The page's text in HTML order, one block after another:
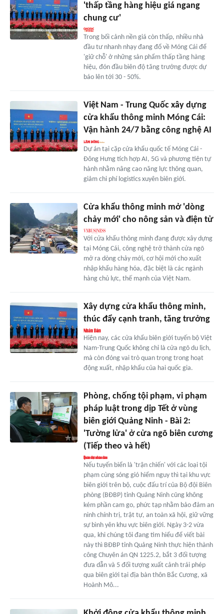
'thấp tầng hàng hiệu giá ngang
chung cư'
Trong bối cảnh nền giá còn thấp, nhiều nhà
đầu tư nhanh nhạy đang đổ về Móng Cái để
'giữ chỗ' ở những sản phẩm thấp tầng hàng
hiệu, đón đầu biên độ tăng trưởng được dự
báo lên tới 30 - 50%.
Việt Nam - Trung Quốc xây dựng
cửa khẩu thông minh Móng Cái:
Vận hành 24/7 bằng công nghệ AI
Dự án tại cặp cửa khẩu quốc tế Móng Cái -
Đông Hưng tích hợp AI, 5G và phương tiện tự
hành nhằm nâng cao năng lực thông quan,
giảm chi phí logistics xuyên biên giới.
Cửa khẩu thông minh mở 'dòng
chảy mới' cho nông sản và điện tử
Với cửa khẩu thông minh đang được xây dựng
tại Móng Cái, công nghệ trở thành cửa ngõ
mở ra dòng chảy mới, cơ hội mới cho xuất
nhập khẩu hàng hóa, đặc biệt là các ngành
hàng chủ lực, thế mạnh của Việt Nam.
Xây dựng cửa khẩu thông minh,
thúc đẩy cạnh tranh, tăng trưởng
Hiện nay, các cửa khẩu biên giới tuyến bộ Việt
Nam-Trung Quốc không chỉ là cửa ngõ du lịch,
mà còn đóng vai trò quan trọng trong hoạt
động xuất, nhập khẩu của hai quốc gia.
Phòng, chống tội phạm, vi phạm
pháp luật trong dịp Tết ở vùng
biên giới Quảng Ninh - Bài 2:
'Tường lửa' ở cửa ngõ biên cương
(Tiếp theo và hết)
Nếu tuyến biển là 'trận chiến' với các loại tội
phạm cùng sóng gió hiểm nguy thì tại khu vực
biên giới trên bộ, cuộc đấu trí của Bộ đội Biên
phòng (BĐBP) tỉnh Quảng Ninh cũng không
kém phần cam go, phức tạp nhằm bảo đảm an
ninh chính trị, trật tự, an toàn xã hội, giữ vững
sự bình yên khu vực biên giới. Ngày 3-2 vừa
qua, khi chúng tôi đang tìm hiểu để viết bài
này thì BĐBP tỉnh Quảng Ninh thực hiện thành
công Chuyên án QN 1225.2, bắt 3 đối tượng
đưa dẫn và 5 đối tượng xuất cảnh trái phép
qua biên giới tại địa bàn thôn Bắc Cương, xã
Hoành Mô...